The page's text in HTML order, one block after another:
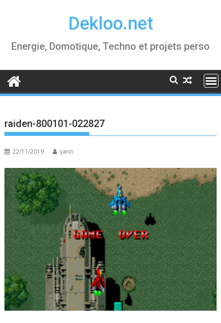
Dekloo.net
Energie, Domotique, Techno et projets perso
raiden-800101-022827
22/11/2019 yann